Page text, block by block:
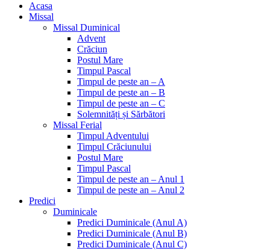
Acasa
Missal
Missal Duminical
Advent
Crăciun
Postul Mare
Timpul Pascal
Timpul de peste an – A
Timpul de peste an – B
Timpul de peste an – C
Solemnități și Sărbători
Missal Ferial
Timpul Adventului
Timpul Crăciunului
Postul Mare
Timpul Pascal
Timpul de peste an – Anul 1
Timpul de peste an – Anul 2
Predici
Duminicale
Predici Duminicale (Anul A)
Predici Duminicale (Anul B)
Predici Duminicale (Anul C)